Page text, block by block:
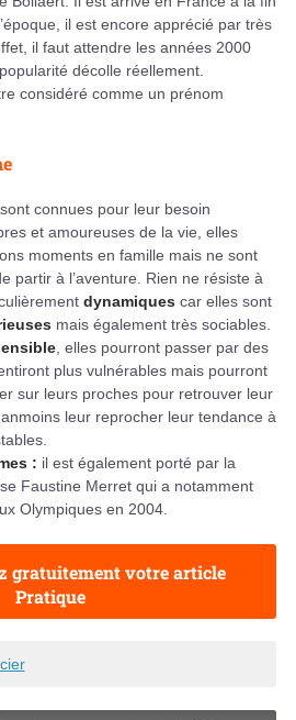
il est encore apprécié par très
il faut attendre les années 2000
décolle réellement.
considéré comme un prénom
connues pour leur besoin
et amoureuses de la vie, elles
moments en famille mais ne sont
partir à l’aventure. Rien ne résiste à
dynamiques car elles sont
mais également très sociables.
, elles pourront passer par des
plus vulnérables mais pourront
sur leurs proches pour retrouver leur
leur reprocher leur tendance à
: il est également porté par la
Faustine Merret qui a notamment
Olympiques en 2004.
gratuitement votre article
Pratique